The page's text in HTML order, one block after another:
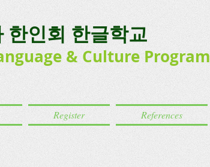
한인회 한글학교
& Culture Program
Register References